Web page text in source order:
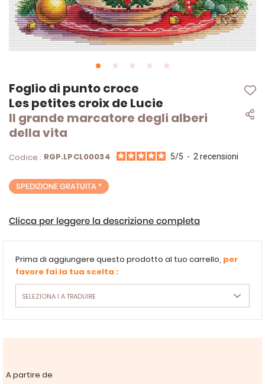
Foglio di punto croce
Les petites croix de Lucie
Il grande marcatore degli alberi
della vita
Codice : RGP.LPCL00034 5/5 - 2 recensioni
SPEDIZIONE GRATUITA *
Clicca per leggere la descrizione completa
Prima di aggiungere questo prodotto al tuo carrello, per
favore fai la tua scelta :
A partire de
Vai
all'inizio
della
galleria
di